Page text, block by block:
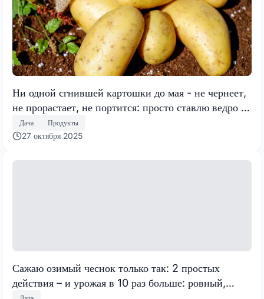
Ни одной сгнившей картошки до мая - не чернеет,
не прорастает, не портится: просто ставлю ведро в
погреб
Дача Продукты
27 октября 2025
Сажаю озимый чеснок только так: 2 простых
действия – и урожая в 10 раз больше: ровный,